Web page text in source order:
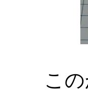
この